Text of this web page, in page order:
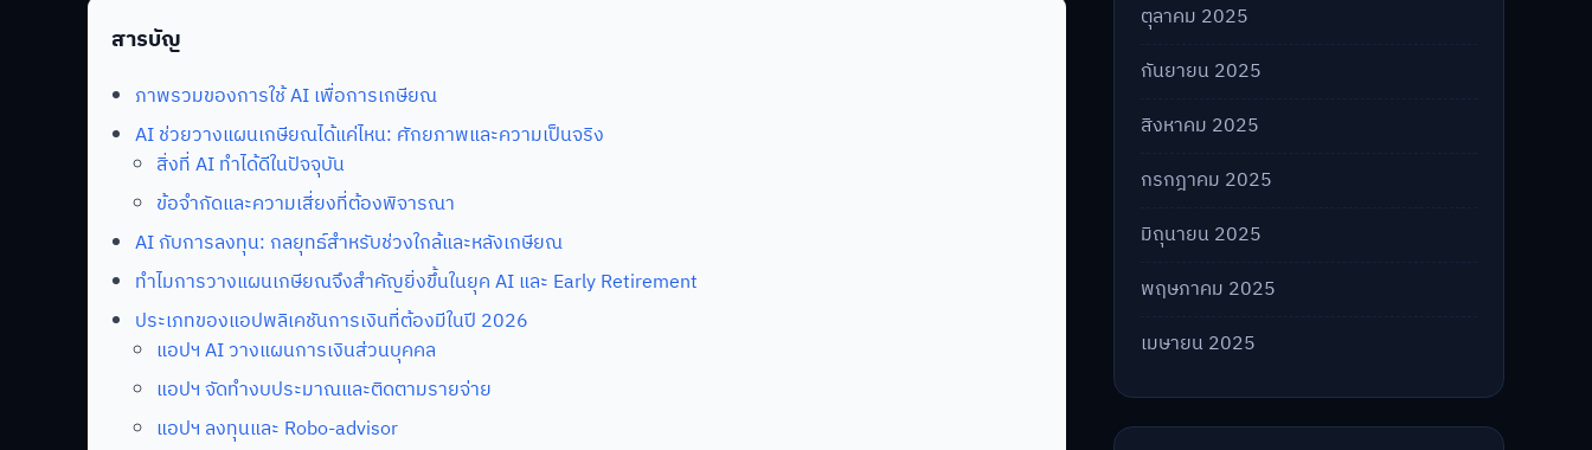
สารบัญ
ภาพรวมของการใช้ AI เพื่อการเกษียณ
AI ช่วยวางแผนเกษียณได้แค่ไหน: ศักยภาพและความเป็นจริง
สิ่งที่ AI ทำได้ดีในปัจจุบัน
ข้อจำกัดและความเสี่ยงที่ต้องพิจารณา
AI กับการลงทุน: กลยุทธ์สำหรับช่วงใกล้และหลังเกษียณ
ทำไมการวางแผนเกษียณจึงสำคัญยิ่งขึ้นในยุค AI และ Early Retirement
ประเภทของแอปพลิเคชันการเงินที่ต้องมีในปี 2026
แอปฯ AI วางแผนการเงินส่วนบุคคล
แอปฯ จัดทำงบประมาณและติดตามรายจ่าย
แอปฯ ลงทุนและ Robo-advisor
ตุลาคม 2025
กันยายน 2025
สิงหาคม 2025
กรกฎาคม 2025
มิถุนายน 2025
พฤษภาคม 2025
เมษายน 2025